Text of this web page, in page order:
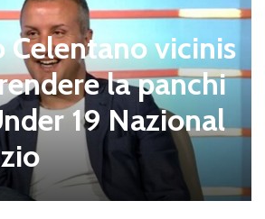
Celentano vicinis
la panchi
19 Nazional